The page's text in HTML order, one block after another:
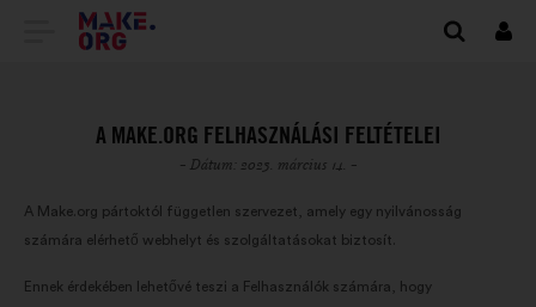
TOVÁBB
MAKE.ORG
FŐOLDALÁRA
A MAKE.ORG FELHASZNÁLÁSI FELTÉTELEI
- Dátum: 2023. március 14. -
A Make.org pártoktól független szervezet, amely egy nyilvánosság
számára elérhető webhelyt és szolgáltatásokat biztosít.
Ennek érdekében lehetővé teszi a Felhasználók számára, hogy